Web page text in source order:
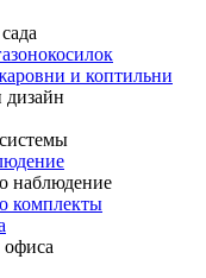
и коптильни
дизайн
наблюдение
комплекты